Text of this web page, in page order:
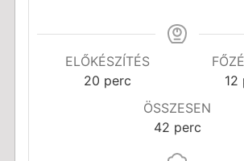
ELŐKÉSZÍTÉS
20perc
perc
12
ÖSSZESEN
42perc
perc